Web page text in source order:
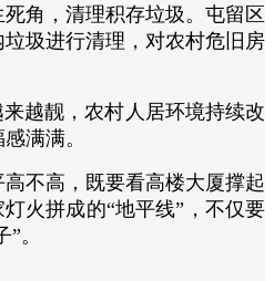
角，清理积存垃圾。屯留区
圾进行清理，对农村危旧房
越靓，农村人居环境持续改
满满。
不高，既要看高楼大厦撑起
火拼成的“地平线”，不仅要
。